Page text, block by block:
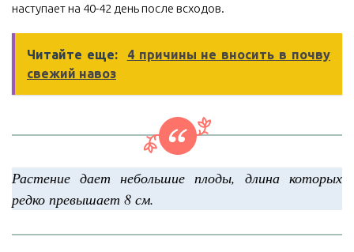
наступает на 40-42 день после всходов.
Читайте еще:
4 причины не вносить в почву
свежий навоз
Растение дает небольшие плоды, длина которых
редко превышает 8 см.